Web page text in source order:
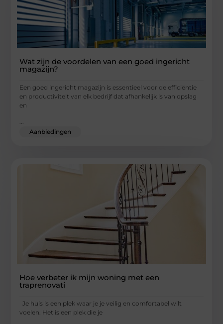
Wat zijn de voordelen van een goed ingericht
magazijn?
Een goed ingericht magazijn is essentieel voor de efficiëntie
en productiviteit van elk bedrijf dat afhankelijk is van opslag
en
Aanbiedingen
Hoe verbeter ik mijn woning met een
traprenovati
Je huis is een plek waar je je veilig en comfortabel wilt
voelen. Het is een plek die je